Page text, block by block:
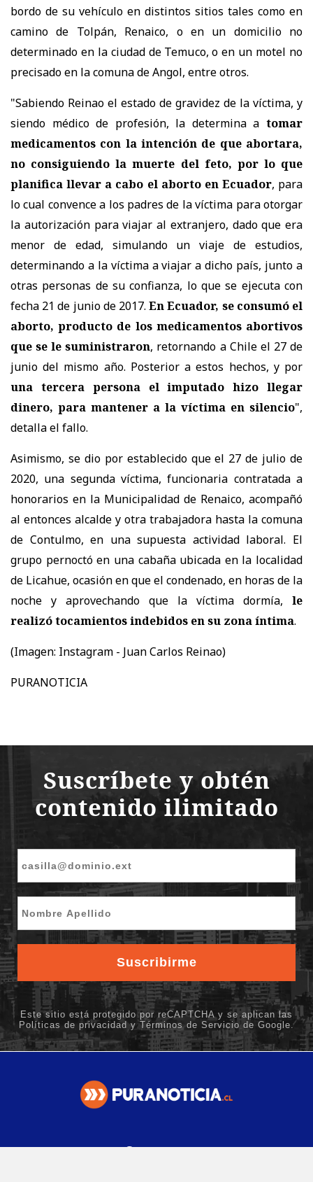
bordo de su vehículo en distintos sitios tales como en
camino de Tolpán, Renaico, o en un domicilio no
determinado en la ciudad de Temuco, o en un motel no
precisado en la comuna de Angol, entre otros.
"Sabiendo Reinao el estado de gravidez de la víctima, y
siendo médico de profesión, la determina a tomar
medicamentos con la intención de que abortara,
no consiguiendo la muerte del feto, por lo que
planifica llevar a cabo el aborto en Ecuador, para
lo cual convence a los padres de la víctima para otorgar
la autorización para viajar al extranjero, dado que era
menor de edad, simulando un viaje de estudios,
determinando a la víctima a viajar a dicho país, junto a
otras personas de su confianza, lo que se ejecuta con
fecha 21 de junio de 2017.En Ecuador, se consumó el
aborto, producto de los medicamentos abortivos
que se le suministraron, retornando a Chile el 27 de
junio del mismo año. Posterior a estos hechos, y por
una tercera persona el imputado hizo llegar
dinero, para mantener a la víctima en silencio",
detalla el fallo.
Asimismo, se dio por establecido que el 27 de julio de
2020, una segunda víctima, funcionaria contratada a
honorarios en la Municipalidad de Renaico, acompañó
al entonces alcalde y otra trabajadora hasta la comuna
de Contulmo, en una supuesta actividad laboral. El
grupo pernoctó en una cabaña ubicada en la localidad
de Licahue, ocasión en que el condenado, en horas de la
noche y aprovechando que la víctima dormía, le
realizó tocamientos indebidos en su zona íntima.
(Imagen: Instagram - Juan Carlos Reinao)
PURANOTICIA
Contacto